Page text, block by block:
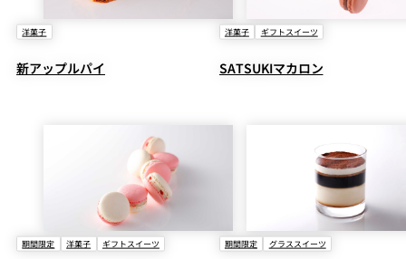
洋菓子
新アップルパイ
洋菓子 ギフトスイーツ
SATSUKIマカロン
期間限定 洋菓子 ギフトスイーツ 期間限定 グラススイーツ